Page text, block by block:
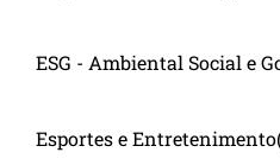
ESG - Ambiental Social e
Esportes e Entretenimento